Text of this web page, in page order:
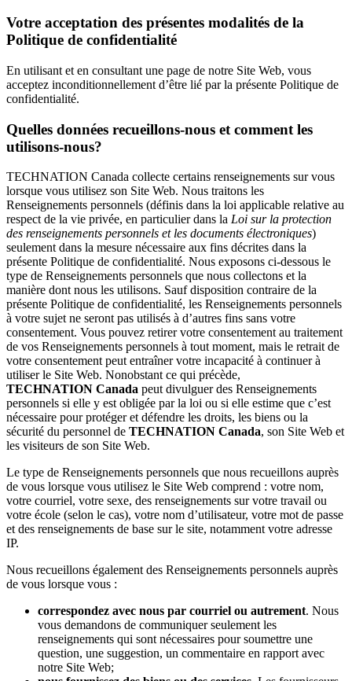
Votre acceptation des présentes modalités de la
Politique de confidentialité
En utilisant et en consultant une page de notre Site Web, vous
acceptez inconditionnellement d’être lié par la présente Politique de
confidentialité.
Quelles données recueillons-nous et comment les
utilisons-nous?
TECHNATION Canada collecte certains renseignements sur vous
lorsque vous utilisez son Site Web. Nous traitons les
Renseignements personnels (définis dans la loi applicable relative au
respect de la vie privée, en particulier dans la Loi sur la protection
des renseignements personnels et les documents électroniques)
seulement dans la mesure nécessaire aux fins décrites dans la
présente Politique de confidentialité. Nous exposons ci-dessous le
type de Renseignements personnels que nous collectons et la
manière dont nous les utilisons. Sauf disposition contraire de la
présente Politique de confidentialité, les Renseignements personnels
à votre sujet ne seront pas utilisés à d’autres fins sans votre
consentement. Vous pouvez retirer votre consentement au traitement
de vos Renseignements personnels à tout moment, mais le retrait de
votre consentement peut entraîner votre incapacité à continuer à
utiliser le Site Web. Nonobstant ce qui précède,
TECHNATION Canada peut divulguer des Renseignements
personnels si elle y est obligée par la loi ou si elle estime que c’est
nécessaire pour protéger et défendre les droits, les biens ou la
sécurité du personnel de TECHNATION Canada, son Site Web et
les visiteurs de son Site Web.
Le type de Renseignements personnels que nous recueillons auprès
de vous lorsque vous utilisez le Site Web comprend : votre nom,
votre courriel, votre sexe, des renseignements sur votre travail ou
votre école (selon le cas), votre nom d’utilisateur, votre mot de passe
et des renseignements de base sur le site, notamment votre adresse
IP.
Nous recueillons également des Renseignements personnels auprès
de vous lorsque vous :
correspondez avec nous par courriel ou autrement. Nous
vous demandons de communiquer seulement les
renseignements qui sont nécessaires pour soumettre une
question, une suggestion, un commentaire en rapport avec
notre Site Web;